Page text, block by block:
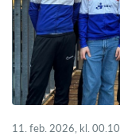
11. feb. 2026, kl. 00.10